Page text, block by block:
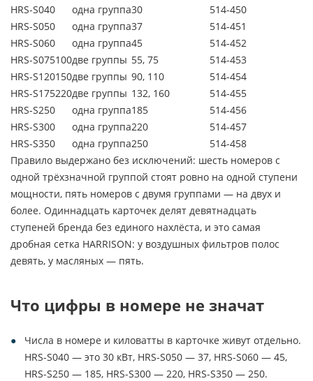
HRS-S040
одна группа30
514-450
HRS-S050
одна группа37
514-451
HRS-S060
одна группа45
514-452
HRS-S075100две группы 55, 75
514-453
HRS-S120150две группы 90, 110
514-454
HRS-S175220две группы 132, 160
514-455
HRS-S250
одна группа185
514-456
HRS-S300
одна группа220
514-457
HRS-S350
одна группа250
514-458
Правило выдержано без исключений: шесть номеров с
одной трёхзначной группой стоят ровно на одной ступени
мощности, пять номеров с двумя группами — на двух и
более. Одиннадцать карточек делят девятнадцать
ступеней бренда без единого нахлёста, и это самая
дробная сетка HARRISON: у воздушных фильтров полос
девять, у масляных — пять.
Что цифры в номере не значат
Числа в номере и киловатты в карточке живут отдельно.
HRS-S040 — это 30 кВт, HRS-S050 — 37, HRS-S060 — 45,
HRS-S250 — 185, HRS-S300 — 220, HRS-S350 — 250.